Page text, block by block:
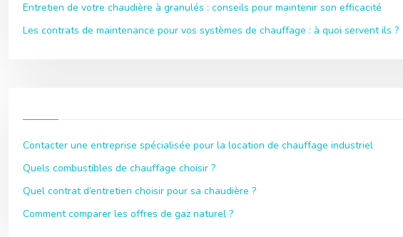
Entretien de votre chaudière à granulés : conseils pour maintenir son efficacité
Les contrats de maintenance pour vos systèmes de chauffage : à quoi servent ils ?
Contacter une entreprise spécialisée pour la location de chauffage industriel
Quels combustibles de chauffage choisir ?
Quel contrat d’entretien choisir pour sa chaudière ?
Comment comparer les offres de gaz naturel ?